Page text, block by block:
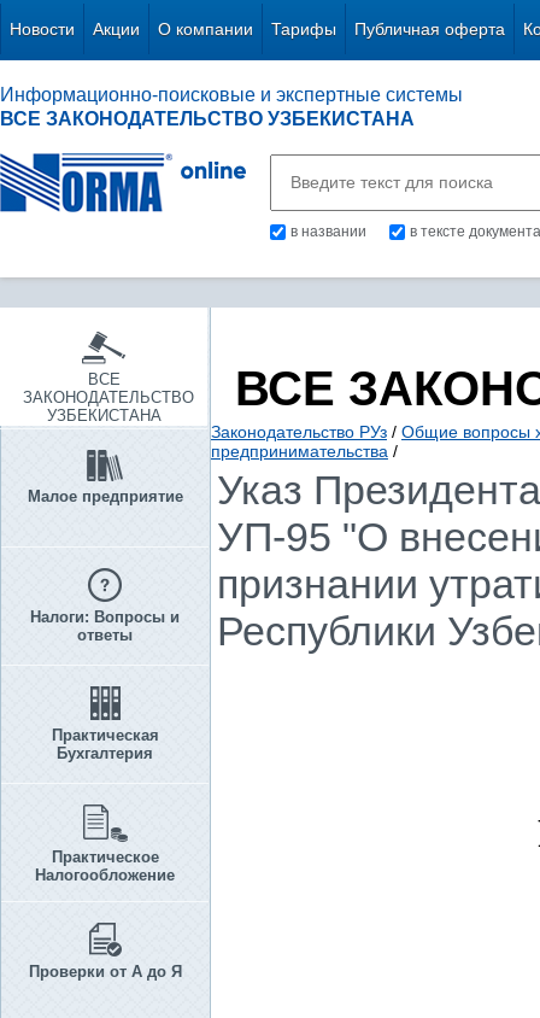
Новости Акции О компании Тарифы Публичная оферта
Информационно-поисковые и экспертные системы
ВСЕ ЗАКОНОДАТЕЛЬСТВО УЗБЕКИСТАНА
в названии в тексте документа
ВСЕ
ЗАКОНОДАТЕЛЬСТВО
УЗБЕКИСТАНА
Малое предприятие
Налоги: Вопросы и
ответы
Практическая
Бухгалтерия
Практическое
Налогообложение
Проверки от А до Я
ВСЕ
Законодательство РУз / Общие вопросы
предпринимательства /
Указ
УП-95 "О
признании
Республики